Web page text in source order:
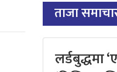
ताजा
लर्डबुद्धमा